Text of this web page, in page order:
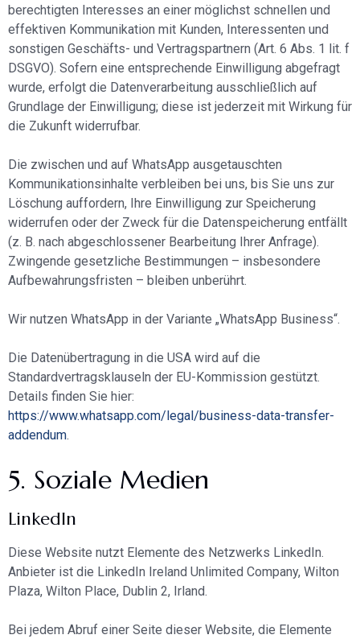
berechtigten Interesses an einer möglichst schnellen und
effektiven Kommunikation mit Kunden, Interessenten und
sonstigen Geschäfts- und Vertragspartnern (Art. 6 Abs. 1 lit. f
DSGVO). Sofern eine entsprechende Einwilligung abgefragt
wurde, erfolgt die Datenverarbeitung ausschließlich auf
Grundlage der Einwilligung; diese ist jederzeit mit Wirkung für
die Zukunft widerrufbar.
Die zwischen und auf WhatsApp ausgetauschten
Kommunikationsinhalte verbleiben bei uns, bis Sie uns zur
Löschung auffordern, Ihre Einwilligung zur Speicherung
widerrufen oder der Zweck für die Datenspeicherung entfällt
(z. B. nach abgeschlossener Bearbeitung Ihrer Anfrage).
Zwingende gesetzliche Bestimmungen – insbesondere
Aufbewahrungsfristen – bleiben unberührt.
Wir nutzen WhatsApp in der Variante „WhatsApp Business“.
Die Datenübertragung in die USA wird auf die
Standardvertragsklauseln der EU-Kommission gestützt.
Details finden Sie hier:
https://www.whatsapp.com/legal/business-data-transfer-
addendum.
5. Soziale Medien
LinkedIn
Diese Website nutzt Elemente des Netzwerks LinkedIn.
Anbieter ist die LinkedIn Ireland Unlimited Company, Wilton
Plaza, Wilton Place, Dublin 2, Irland.
Bei jedem Abruf einer Seite dieser Website, die Elemente